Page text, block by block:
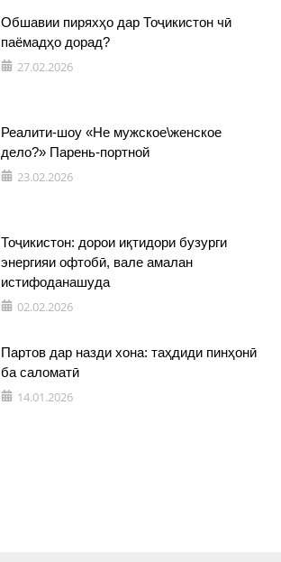
Обшавии пиряхҳо дар Тоҷикистон чӣ
паёмадҳо дорад?
27.02.2026
Реалити-шоу «Не мужское\женское
дело?» Парень-портной
23.02.2026
Тоҷикистон: дорои иқтидори бузурги
энергияи офтобӣ, вале амалан
истифоданашуда
02.02.2026
Партов дар назди хона: таҳдиди пинҳонӣ
ба саломатӣ
14.01.2026